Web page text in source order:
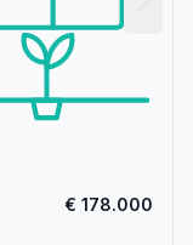
€ 178.000